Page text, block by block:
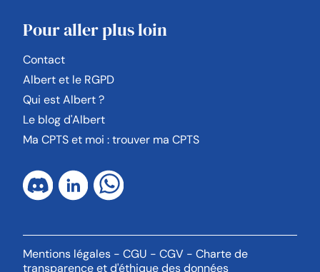
Pour aller plus loin
Contact
Albert et le RGPD
Qui est Albert ?
Le blog d'Albert
Ma CPTS et moi : trouver ma CPTS
Mentions légales - CGU - CGV - Charte de
transparence et d'éthique des données